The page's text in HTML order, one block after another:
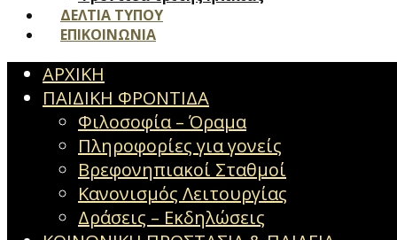
ΔΕΛΤΙΑ ΤΥΠΟΥ
ΕΠΙΚΟΙΝΩΝΙΑ
ΑΡΧΙΚΗ
ΠΑΙΔΙΚΗ ΦΡΟΝΤΙΔΑ
Φιλοσοφία – Όραμα
Πληροφορίες για γονείς
Βρεφονηπιακοί Σταθμοί
Κανονισμός Λειτουργίας
Δράσεις – Εκδηλώσεις